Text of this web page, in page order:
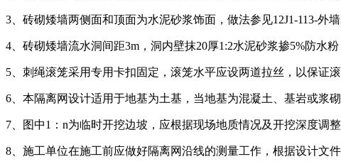
3、砖砌矮墙两侧面和顶面为水泥砂浆饰面，做法参见12J1-113-外墙
4、砖砌矮墙流水洞间距3m，洞内壁抹20厚1:2水泥砂浆掺5%防水粉
5、刺绳滚笼采用专用卡扣固定，滚笼水平应设两道拉丝，以保证滚
6、本隔离网设计适用于地基为土基，当地基为混凝土、基岩或浆
7、图中1：n为临时开挖边坡，应根据现场地质情况及开挖深度调整
8、施工单位在施工前应做好隔离网沿线的测量工作，根据设计文